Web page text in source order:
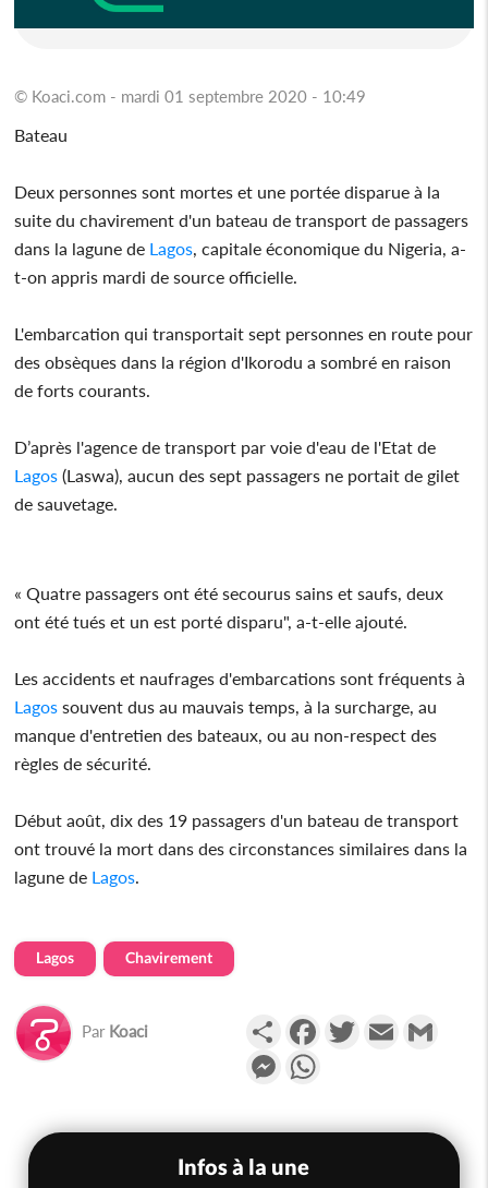
© Koaci.com - mardi 01 septembre 2020 - 10:49
Bateau
Deux personnes sont mortes et une portée disparue à la
suite du chavirement d'un bateau de transport de passagers
dans la lagune de Lagos , capitale économique du Nigeria, a-
t-on appris mardi de source officielle.
L'embarcation qui transportait sept personnes en route pour
des obsèques dans la région d'Ikorodu a sombré en raison
de forts courants.
D’après l'agence de transport par voie d'eau de l'Etat de
Lagos (Laswa), aucun des sept passagers ne portait de gilet
de sauvetage.
« Quatre passagers ont été secourus sains et saufs, deux
ont été tués et un est porté disparu", a-t-elle ajouté.
Les accidents et naufrages d'embarcations sont fréquents à
Lagos souvent dus au mauvais temps, à la surcharge, au
manque d'entretien des bateaux, ou au non-respect des
règles de sécurité.
Début août, dix des 19 passagers d'un bateau de transport
ont trouvé la mort dans des circonstances similaires dans la
lagune de Lagos
Lagos Chavirement
Par Koaci PartagerFacebookTwitterEmail
Messenger
Infos à la une